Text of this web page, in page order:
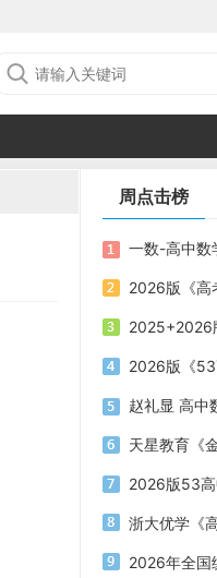
周点击榜
2026版《53
2026版53高